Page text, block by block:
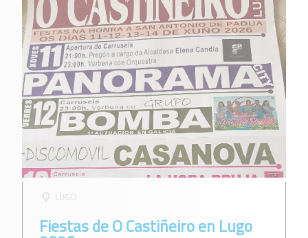
Fiestas de O Castiñeiro en Lugo